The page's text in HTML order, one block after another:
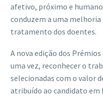
afetivo, próximo e
conduzem a uma melhoria
tratamento dos doentes.
A nova edição dos
uma vez, reconhecer o
selecionadas com o valor
atribuído ao candidato